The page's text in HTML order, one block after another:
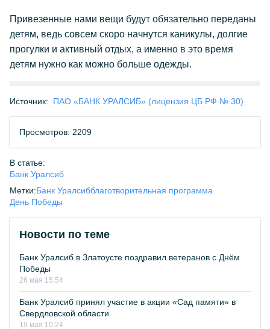
Привезенные нами вещи будут обязательно переданы
детям, ведь совсем скоро начнутся каникулы, долгие
прогулки и активный отдых, а именно в это время
детям нужно как можно больше одежды.
Источник: ПАО «БАНК УРАЛСИБ» (лицензия ЦБ РФ № 30)
Просмотров: 2209
В статье:
Банк Уралсиб
Метки:Банк Уралсибблаготворительная программа
День Победы
Новости по теме
Банк Уралсиб в Златоусте поздравил ветеранов с Днём
Победы
26 мая 15:54
Банк Уралсиб принял участие в акции «Сад памяти» в
Свердловской области
19 мая 10:24